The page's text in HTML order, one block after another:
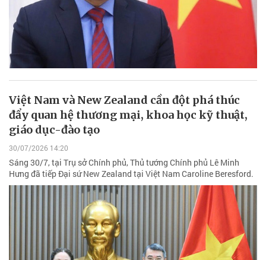
Việt Nam và New Zealand cần đột phá thúc
đẩy quan hệ thương mại, khoa học kỹ thuật,
giáo dục-đào tạo
30/07/2026 14:20
Sáng 30/7, tại Trụ sở Chính phủ, Thủ tướng Chính phủ Lê Minh
Hưng đã tiếp Đại sứ New Zealand tại Việt Nam Caroline Beresford.